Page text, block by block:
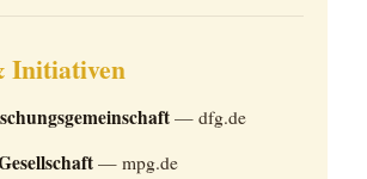
Initiativen
— dfg.de
— mpg.de